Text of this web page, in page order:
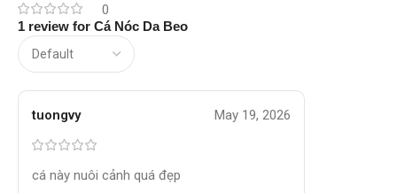
0
1 review for Cá Nóc Da Beo
tuongvy May 19, 2026
cá này nuôi cảnh quá đẹp